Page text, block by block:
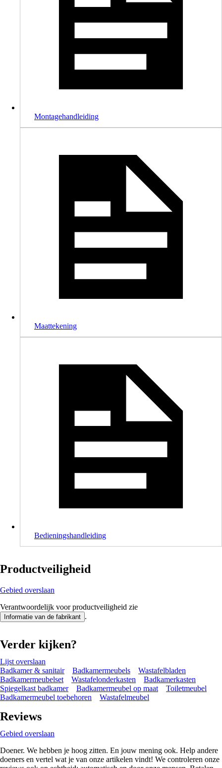
Montagehandleiding
Maattekening
Bedieningshandleiding
Productveiligheid
Gebied overslaan
Verantwoordelijk voor productveiligheid zie
Informatie van de fabrikant .
Verder kijken?
Lijst overslaan
Badkamer & sanitair
Badkamermeubels
Wastafelbladen
Badkamermeubelset
Wastafelonderkasten
Badkamerkasten
Spiegelkast badkamer
Badkamermeubel op maat
Toiletmeubel
Badkamermeubel toebehoren
Wastafelmeubel
Reviews
Gebied overslaan
Doener. We hebben je hoog zitten. En jouw mening ook. Help andere
doeners en vertel wat je van onze artikelen vindt! We controleren onze